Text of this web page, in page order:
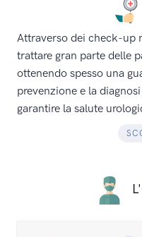
Attraverso dei check-up
trattare gran parte delle
ottenendo spesso una
prevenzione e la
garantire la salute